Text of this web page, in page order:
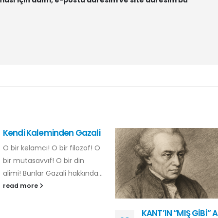
Gençlik Başımda